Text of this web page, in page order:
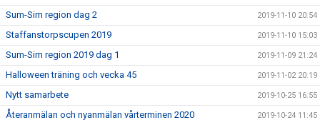
Sum-Sim region dag 2 2019-11-10 20:54
Staffanstorpscupen 2019 2019-11-10 15:03
Sum-Sim region 2019 dag 1 2019-11-09 21:24
Halloween träning och vecka 45 2019-11-02 20:19
Nytt samarbete 2019-10-25 16:55
Återanmälan och nyanmälan vårterminen 2020 2019-10-24 11:45